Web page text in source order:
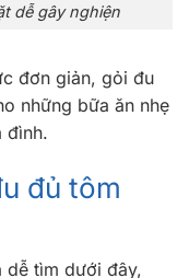
dễ gây nghiện
đơn giản, gỏi đu
những bữa ăn nhẹ
đình.
đủ tôm
dễ tìm dưới đây,